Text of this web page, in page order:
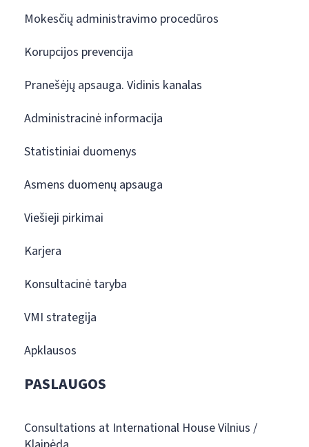
Mokesčių administravimo procedūros
Korupcijos prevencija
Pranešėjų apsauga. Vidinis kanalas
Administracinė informacija
Statistiniai duomenys
Asmens duomenų apsauga
Viešieji pirkimai
Karjera
Konsultacinė taryba
VMI strategija
Apklausos
PASLAUGOS
Consultations at International House Vilnius /